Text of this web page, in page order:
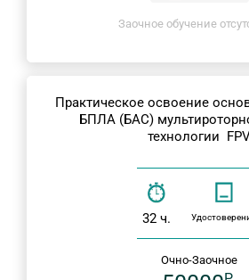
Заочное обучение
Практическое освоение
БПЛА (БАС)
технологии
32 ч.
Очно-Заочное